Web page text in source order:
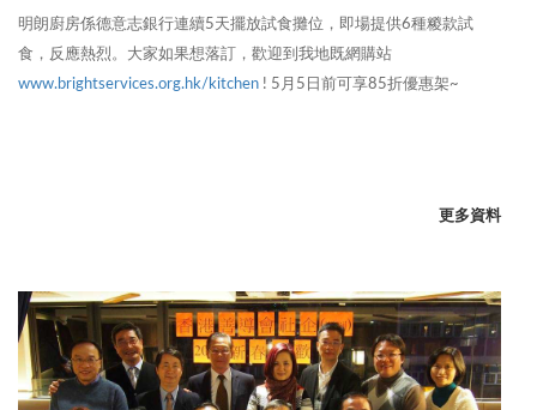
明朗廚房係德意志銀行連續5天擺放試食攤位，即場提供6種糉款試
食，反應熱烈。大家如果想落訂，歡迎到我地既網購站
www.brightservices.org.hk/kitchen ! 5月5日前可享85折優惠架~
更多資料